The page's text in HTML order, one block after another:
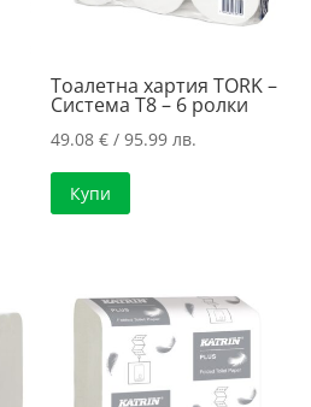
Тоалетна хартия TORK –
Система T8 – 6 ролки
49.08€ / 95.99 лв.
Купи